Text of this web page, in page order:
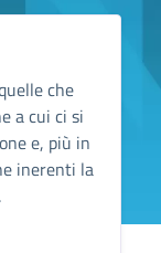
che
a cui ci si
e, più in
inerenti la